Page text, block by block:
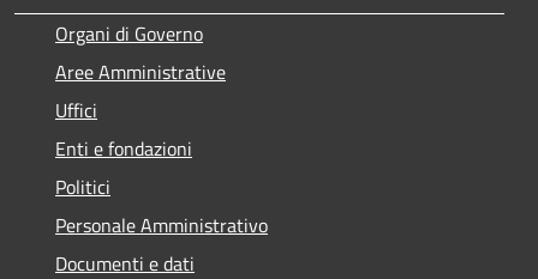
Organi di Governo
Aree Amministrative
Uffici
Enti e fondazioni
Politici
Personale Amministrativo
Documenti e dati